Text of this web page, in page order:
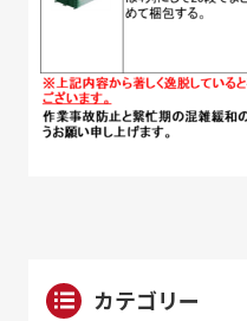
カテゴリー